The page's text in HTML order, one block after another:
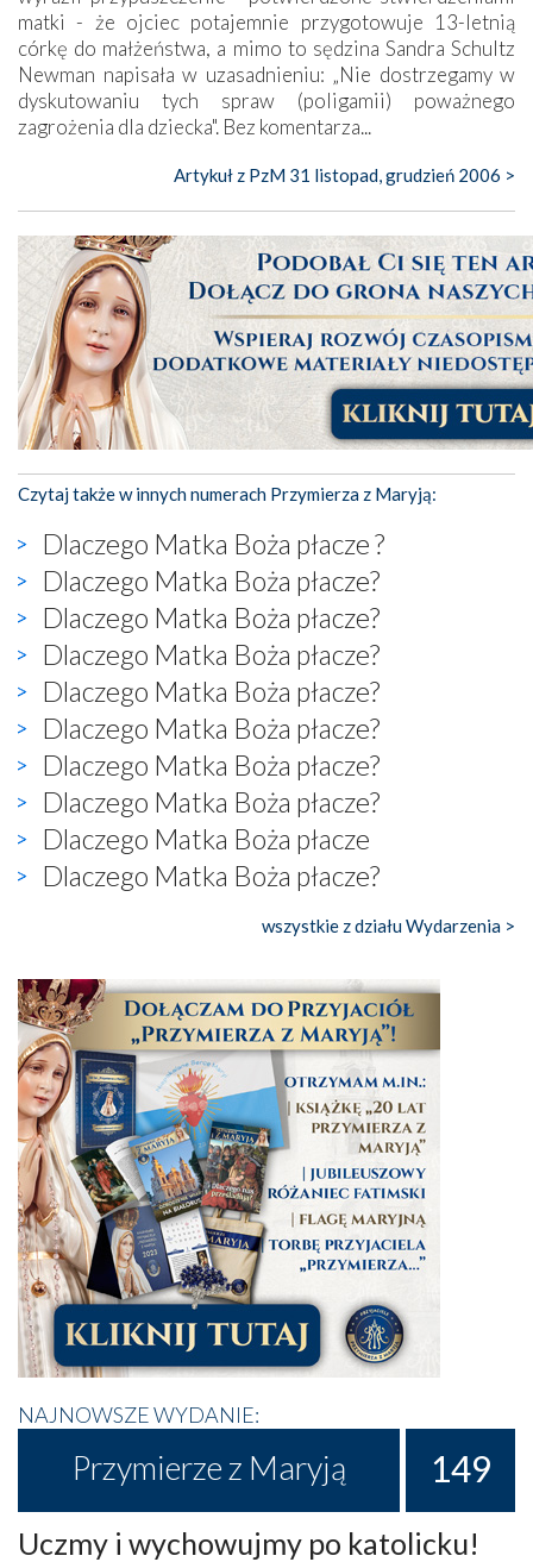
matki - że ojciec potajemnie przygotowuje 13-letnią
córkę do małżeństwa, a mimo to sędzina Sandra Schultz
Newman napisała w uzasadnieniu: „Nie dostrzegamy w
dyskutowaniu tych spraw (poligamii) poważnego
zagrożenia dla dziecka". Bez komentarza...
Artykuł z PzM 31 listopad, grudzień 2006 >
Czytaj także w innych numerach Przymierza z Maryją:
Dlaczego Matka Boża płacze ?
Dlaczego Matka Boża płacze?
Dlaczego Matka Boża płacze?
Dlaczego Matka Boża płacze?
Dlaczego Matka Boża płacze?
Dlaczego Matka Boża płacze?
Dlaczego Matka Boża płacze?
Dlaczego Matka Boża płacze?
Dlaczego Matka Boża płacze
Dlaczego Matka Boża płacze?
wszystkie z działu Wydarzenia >
NAJNOWSZE WYDANIE:
Przymierze z Maryją 149
Uczmy i wychowujmy po katolicku!